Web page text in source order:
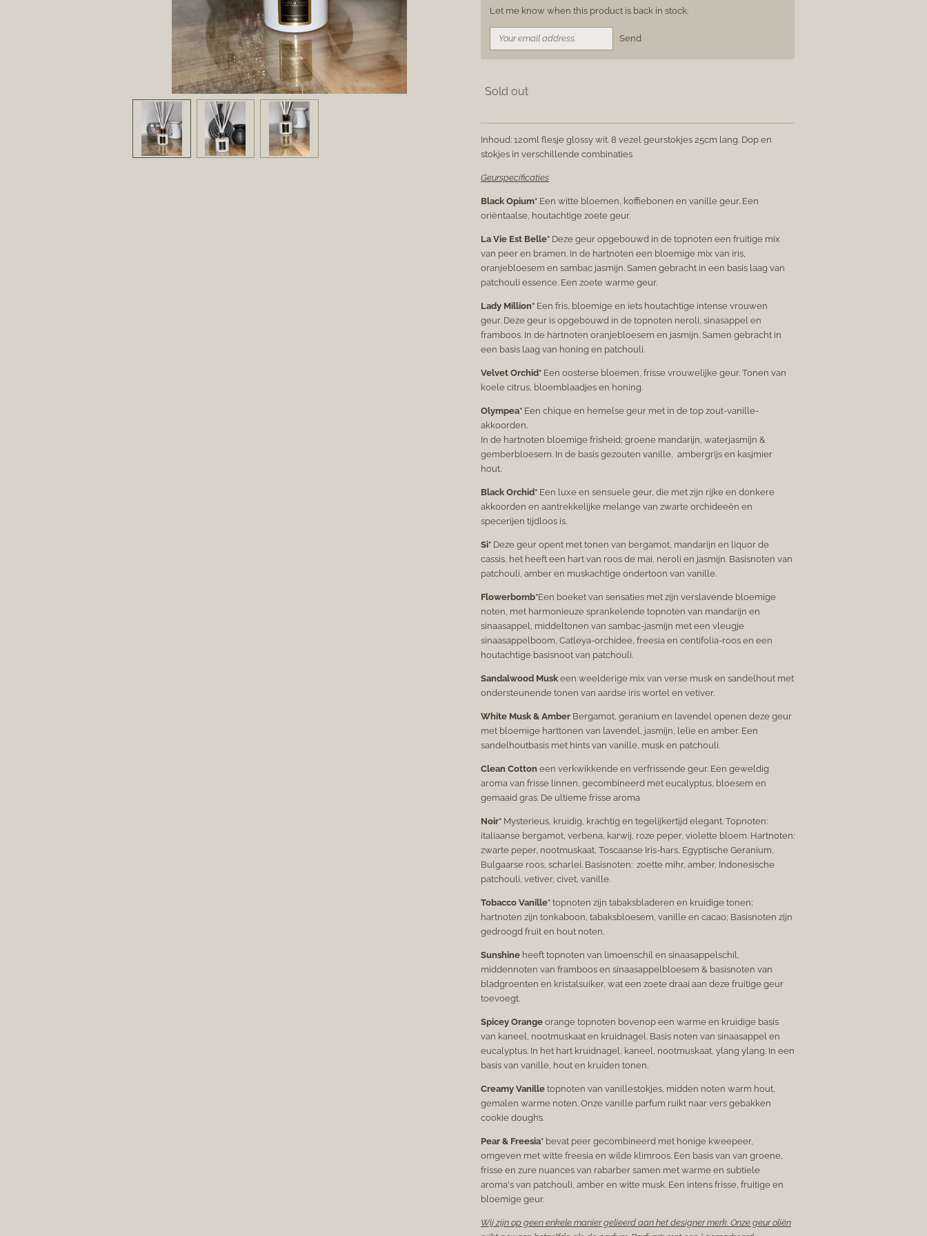
Let me know when this product is back in stock.
Send
Sold out
Inhoud: 120ml flesje glossy wit. 8 vezel geurstokjes 25cm lang. Dop en
stokjes in verschillende combinaties
Geurspecificaties
Black Opium* Een witte bloemen, koffiebonen en vanille geur. Een
oriëntaalse, houtachtige zoete geur.
La Vie Est Belle* Deze geur opgebouwd in de topnoten een fruitige mix
van peer en bramen. In de hartnoten een bloemige mix van iris,
oranjebloesem en sambac jasmijn. Samen gebracht in een basis laag van
patchouli essence. Een zoete warme geur.
Lady Million* Een fris, bloemige en iets houtachtige intense vrouwen
geur. Deze geur is opgebouwd in de topnoten neroli, sinasappel en
framboos. In de hartnoten oranjebloesem en jasmijn. Samen gebracht in
een basis laag van honing en patchouli.
Velvet Orchid* Een oosterse bloemen, frisse vrouwelijke geur. Tonen van
koele citrus, bloemblaadjes en honing.
Olympea* Een chique en hemelse geur met in de top zout-vanille-
akkoorden.
In de hartnoten bloemige frisheid; groene mandarijn, waterjasmijn &
gemberbloesem. In de basis gezouten vanille, ambergrijs en kasjmier
hout.
Black Orchid* Een luxe en sensuele geur, die met zijn rijke en donkere
akkoorden en aantrekkelijke melange van zwarte orchideeën en
specerijen tijdloos is.
Si* Deze geur opent met tonen van bergamot, mandarijn en liquor de
cassis, het heeft een hart van roos de mai, neroli en jasmijn. Basisnoten van
patchouli, amber en muskachtige ondertoon van vanille.
Flowerbomb*Een boeket van sensaties met zijn verslavende bloemige
noten, met harmonieuze sprankelende topnoten van mandarijn en
sinaasappel, middeltonen van sambac-jasmijn met een vleugje
sinaasappelboom, Catleya-orchidee, freesia en centifolia-roos en een
houtachtige basisnoot van patchouli.
Sandalwood Musk een weelderige mix van verse musk en sandelhout met
ondersteunende tonen van aardse iris wortel en vetiver.
White Musk & Amber Bergamot, geranium en lavendel openen deze geur
met bloemige harttonen van lavendel, jasmijn, lelie en amber. Een
sandelhoutbasis met hints van vanille, musk en patchouli.
Clean Cotton een verkwikkende en verfrissende geur. Een geweldig
aroma van frisse linnen, gecombineerd met eucalyptus, bloesem en
gemaaid gras. De ultieme frisse aroma
Noir* Mysterieus, kruidig, krachtig en tegelijkertijd elegant. Topnoten:
italiaanse bergamot, verbena, karwij, roze peper, violette bloem. Hartnoten:
zwarte peper, nootmuskaat, Toscaanse Iris-hars, Egyptische Geranium,
Bulgaarse roos, scharlei. Basisnoten: zoette mihr, amber, Indonesische
patchouli, vetiver, civet, vanille.
Tobacco Vanille* topnoten zijn tabaksbladeren en kruidige tonen;
hartnoten zijn tonkaboon, tabaksbloesem, vanille en cacao; Basisnoten zijn
gedroogd fruit en hout noten.
Sunshine heeft topnoten van limoenschil en sinaasappelschil,
middennoten van framboos en sinaasappelbloesem & basisnoten van
bladgroenten en kristalsuiker, wat een zoete draai aan deze fruitige geur
toevoegt.
Spicey Orange orange topnoten bovenop een warme en kruidige basis
van kaneel, nootmuskaat en kruidnagel. Basis noten van sinaasappel en
eucalyptus. In het hart kruidnagel, kaneel, nootmuskaat, ylang ylang. In een
basis van vanille, hout en kruiden tonen.
Creamy Vanille topnoten van vanillestokjes, midden noten warm hout,
gemalen warme noten. Onze vanille parfum ruikt naar vers gebakken
cookie dough’s.
Pear & Freesia* bevat peer gecombineerd met honige kweepeer,
omgeven met witte freesia en wilde klimroos. Een basis van van groene,
frisse en zure nuances van rabarber samen met warme en subtiele
aroma's van patchouli, amber en witte musk. Een intens frisse, fruitige en
bloemige geur.
Wij zijn op geen enkele manier gelieerd aan het designer merk. Onze geur oliën